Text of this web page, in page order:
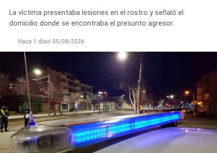
se informó lo ocurrido a la autoridad judicial interviniente,
que dispuso las medidas a seguir.
Finalmente, el hombre quedó detenido en el marco de
una causa por los presuntos delitos de daños y
desobediencia judicial
, mientras avanzan las
actuaciones y la verificación de la medida de restricción
de acercamiento señalada por la víctima.
La víctima presentaba lesiones en el rostro y señaló el
domicilio donde se encontraba el presunto agresor.
Hace 1 díael 05/08/2026